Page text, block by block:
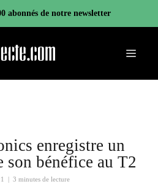
abonnés de notre newsletter
Menu
enregistre un
son bénéfice au T2
3 minutes de lecture